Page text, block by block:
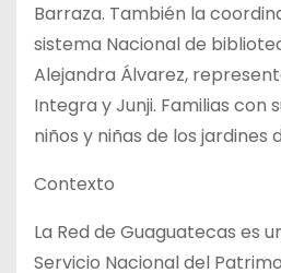
Barraza. También la
sistema Nacional de
Alejandra Álvarez,
Integra y Junji. Familias con
niños y niñas de los jardines
Contexto
La Red de Guaguatecas es
Servicio Nacional del